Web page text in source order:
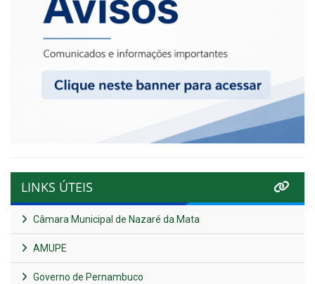
LINKS ÚTEIS
Câmara Municipal de Nazaré da Mata
AMUPE
Governo de Pernambuco